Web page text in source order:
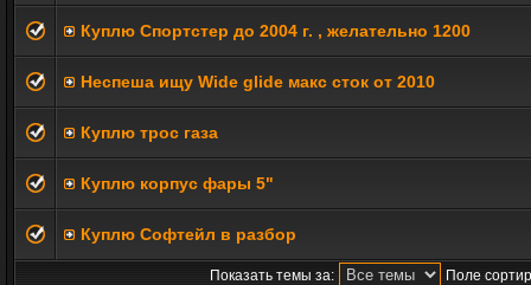
Куплю Спортстер до 2004 г. , желательно 1200
Неспеша ищу Wide glide макс сток от 2010
Куплю трос газа
Куплю корпус фары 5"
Куплю Софтейл в разбор
Показать темы за:
Поле